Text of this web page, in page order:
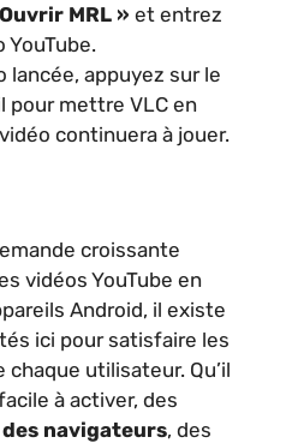
MRL » et entrez
YouTube.
lancée, appuyez sur le
pour mettre VLC en
continuera à jouer.
croissante
vidéos YouTube en
Android, il existe
ici pour satisfaire les
utilisateur. Qu’il
à activer, des
navigateurs, des